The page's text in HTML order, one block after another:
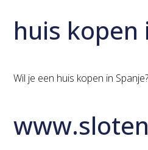
huis kopen
Wil je een huis kopen in